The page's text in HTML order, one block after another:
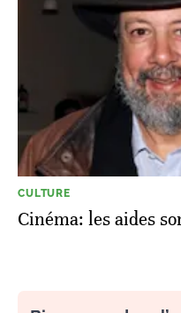
CULTURE
Cinéma: les aides